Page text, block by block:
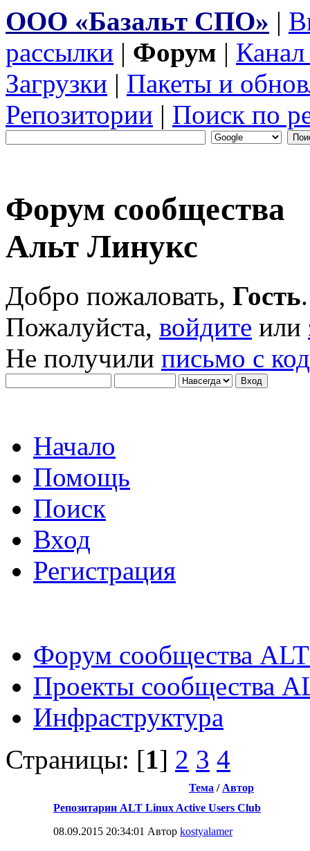
ООО «Базальт СПО» |
рассылки | Форум |
Загрузки | Пакеты и
Репозитории | Поиск по
Форум сообщества
Альт Линукс
Добро пожаловать, Гость.
Пожалуйста, войдите или
Не получили письмо с
Начало
Помощь
Поиск
Вход
Регистрация
Форум сообщества
Проекты сообщества
Инфраструктура
Страницы: [1] 2 3 4
Тема / Автор
Репозитарии ALT Linux Active Users Club
08.09.2015 20:34:01 Автор kostyalamer